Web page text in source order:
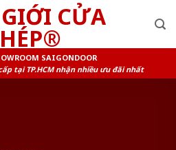
SAIGONDOOR
tại TP.HCM nhận nhiều ưu đãi nhất